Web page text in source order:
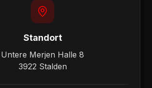
Standort
Untere Merjen Halle 8
3922 Stalden